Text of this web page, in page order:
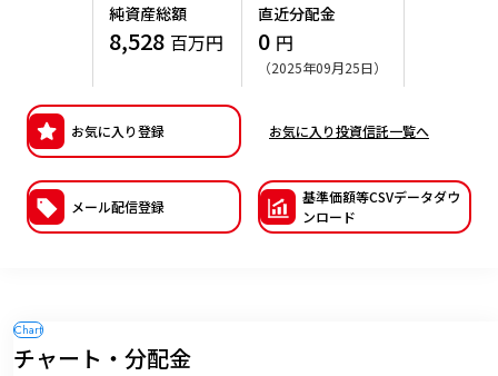
サステナビリティレポート等
純資産総額
8,528 百万円
直近分配金
0 円
（2025年09月25日）
お気に入り登録 お気に入り投資信託一覧へ
メール配信登録
基準価額等CSVデータダウ
ンロード
チャート・分配金